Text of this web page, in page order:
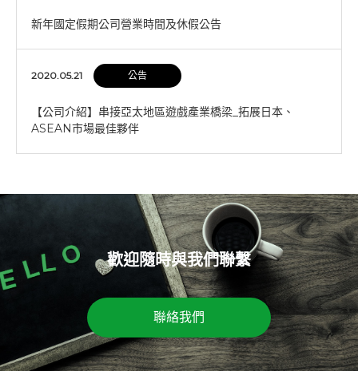
新年國定假期公司營業時間及休假公告
2020.05.21 公告
【公司介紹】串接亞太地區遊戲產業橋梁_拓展日本、
ASEAN市場最佳夥伴
歡迎隨時與我們聯繫
聯絡我們